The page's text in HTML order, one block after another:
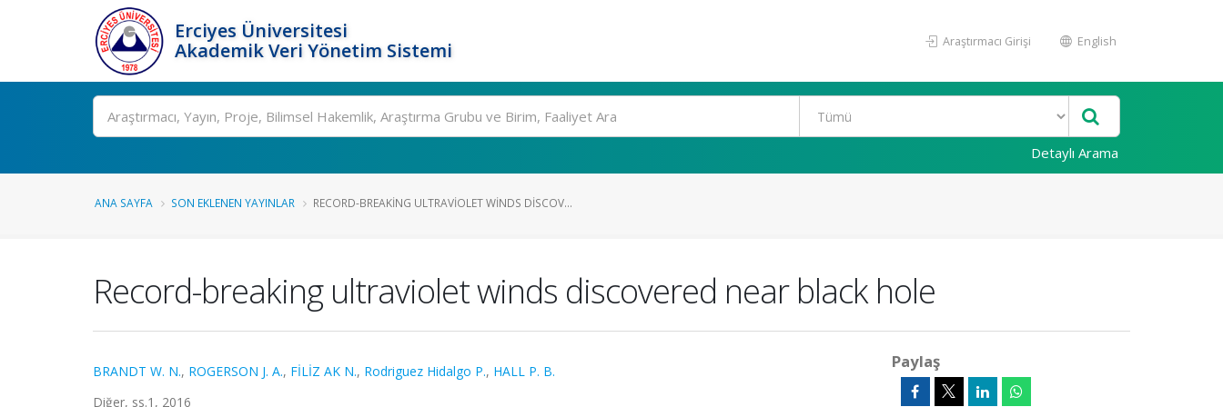
Erciyes Üniversitesi
Akademik Veri Yönetim Sistemi
Araştırmacı Girişi English
Ara
Detaylı Arama
ANA SAYFA SON EKLENEN YAYINLAR RECORD-BREAKING ULTRAVIOLET WINDS DISCOV...
Record-breaking ultraviolet winds discovered near black hole
BRANDT W. N., ROGERSON J. A., FİLİZ AK N., Rodriguez Hidalgo P., HALL P. B.
Diğer, ss.1, 2016
Paylaş